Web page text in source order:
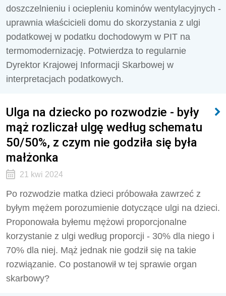
doszczelnieniu i ociepleniu kominów wentylacyjnych -
uprawnia właścicieli domu do skorzystania z ulgi
podatkowej w podatku dochodowym w PIT na
termomodernizację. Potwierdza to regularnie
Dyrektor Krajowej Informacji Skarbowej w
interpretacjach podatkowych.
Ulga na dziecko po rozwodzie - były
mąż rozliczał ulgę według schematu
50/50%, z czym nie godziła się była
małżonka
21 kwi 2024
Po rozwodzie matka dzieci próbowała zawrzeć z
byłym mężem porozumienie dotyczące ulgi na dzieci.
Proponowała byłemu mężowi proporcjonalne
korzystanie z ulgi według proporcji - 30% dla niego i
70% dla niej. Mąż jednak nie godził się na takie
rozwiązanie. Co postanowił w tej sprawie organ
skarbowy?